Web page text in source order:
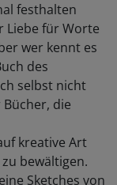
festhalten
Liebe für Worte
wer kennt es
des
selbst nicht
die
kreative Art
bewältigen.
Sketches von